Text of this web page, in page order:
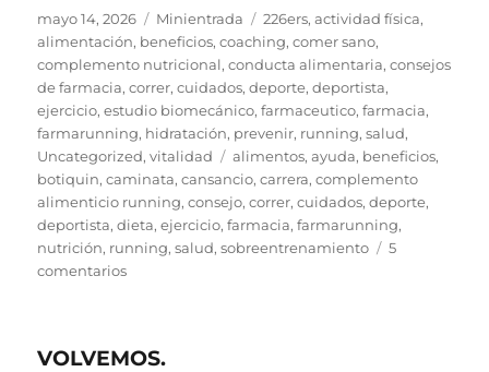
c
e
b
o
o
k
it
te
r
p
y
Li
n
k
ai
l
n
t
m
p
a
rt
ir
Publicado
el
mayo 14, 2026 Formato
Minientrada Categorías
226ers,actividad física,
alimentación, beneficios,coaching,comer sano,
complemento nutricional,conducta alimentaria,consejos
de farmacia,correr,cuidados,deporte,deportista,
ejercicio,estudio biomecánico,farmaceutico,farmacia,
farmarunning, hidratación, prevenir, running,salud,
Uncategorized,vitalidad Etiquetas
alimentos,ayuda, beneficios,
botiquin,caminata,cansancio,carrera,complemento
alimenticio running,consejo,correr,cuidados,deporte,
deportista,dieta,ejercicio,farmacia,farmarunning,
nutrición, running,salud,sobreentrenamiento
5
comentariosen
VOLVEMOS.